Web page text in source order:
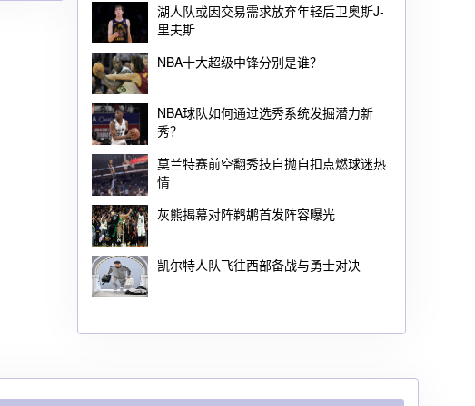
湖人队或因交易需求放弃年轻后卫奥斯J-
里夫斯
NBA十大超级中锋分别是谁？
NBA球队如何通过选秀系统发掘潜力新
秀？
莫兰特赛前空翻秀技自抛自扣点燃球迷热
情
灰熊揭幕对阵鹈鹕首发阵容曝光
凯尔特人队飞往西部备战与勇士对决